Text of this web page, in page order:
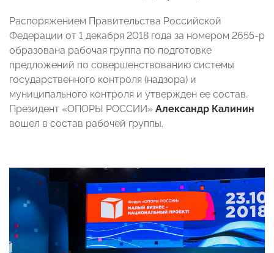
Распоряжением Правительства Российской
Федерации от 1 декабря 2018 года за номером 2655-р
образована рабочая группа по подготовке
предложений по совершенствованию системы
государственного контроля (надзора) и
муниципального контроля и утвержден ее состав.
Президент «ОПОРЫ РОССИИ» Александр Калинин
вошел в состав рабочей группы.